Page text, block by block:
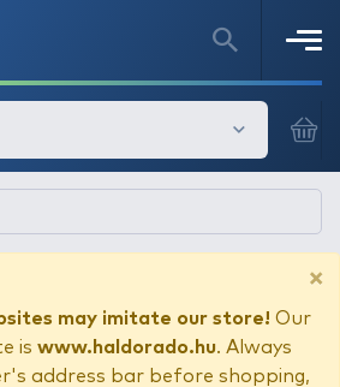
×
may imitate our store! Our
is www.haldorado.hu. Always
address bar before shopping,